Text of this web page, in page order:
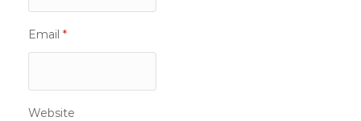
Email *
Website